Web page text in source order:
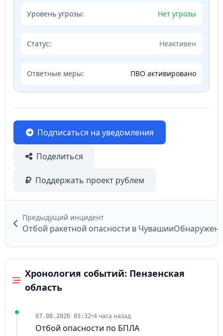
Уровень угрозы: Нет угрозы
Статус: Неактивен
Ответные меры: ПВО активировано
Подписаться на уведомления
Поделиться
Поддержать проект рублем
Предыдущий инцидент
Отбой ракетной опасности в Чувашии
Хронология событий: Пензенская
область
07.08.2026 03:32•4 часа назад
Отбой опасности по БПЛА